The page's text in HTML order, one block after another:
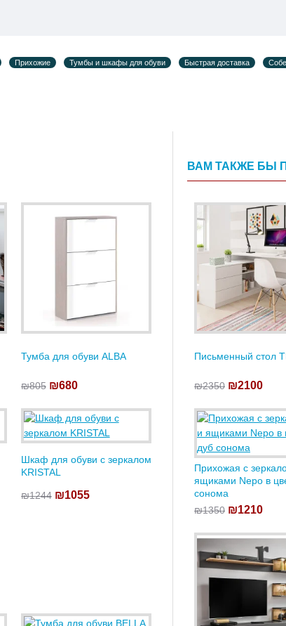
Прихожие Тумбы и шкафы для обуви Быстрая доставка
Тумба для обуви ALBA
₪805 ₪680
Шкаф для обуви с зеркалом
KRISTAL
₪1244 ₪1055
ВАМ ТАКЖЕ БЫ
Письменный стол
₪2350 ₪2100
Прихожая с
ящиками Nepo в
сонома
₪1350 ₪1210